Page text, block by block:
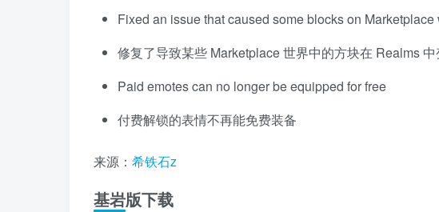
Fixed an issue that caused some blocks on
修复了导致某些 Marketplace 世界中的方块在 Realms 中
Paid emotes can no longer be equipped for free
付费解锁的表情不再能免费装备
来源： 希铁石z
基岩版下载